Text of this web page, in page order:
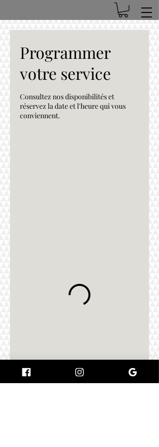
Programmer
votre service
Consultez nos disponibilités et
réservez la date et l'heure qui vous
conviennent.